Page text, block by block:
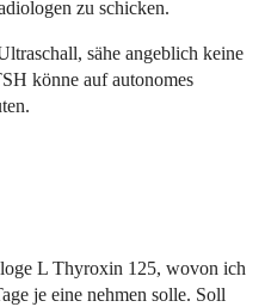
zu schicken.
sähe angeblich keine
könne auf autonomes
L Thyroxin 125, wovon ich
je eine nehmen solle. Soll